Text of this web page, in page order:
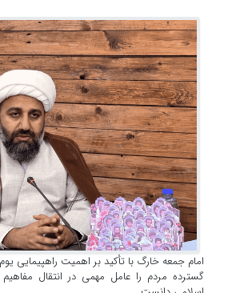
گسترده مردم را عامل مهمی در انتقال